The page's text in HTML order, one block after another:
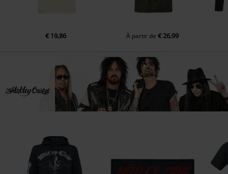
€ 19,86 À partir de€ 26,99